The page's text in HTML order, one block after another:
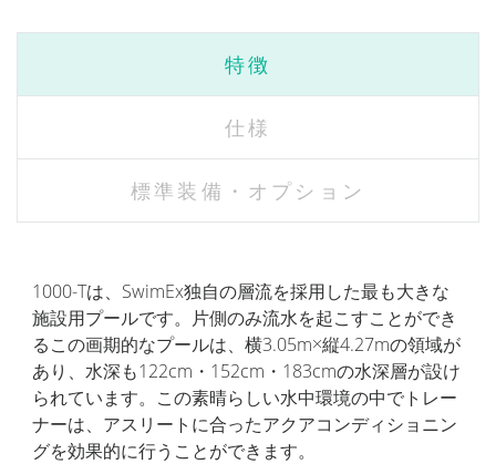
特徴
仕様
標準装備・オプション
1000-Tは、SwimEx独自の層流を採用した最も大きな
施設用プールです。片側のみ流水を起こすことができ
るこの画期的なプールは、横3.05m×縦4.27mの領域が
あり、水深も122cm・152cm・183cmの水深層が設け
られています。この素晴らしい水中環境の中でトレー
ナーは、アスリートに合ったアクアコンディショニン
グを効果的に行うことができます。